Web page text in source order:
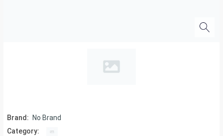
Brand:
No Brand
Category: